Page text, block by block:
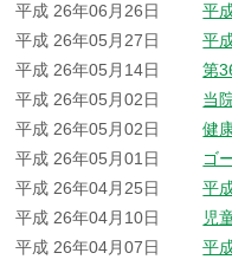
平成 26年06月26日
平
平成 26年05月27日
平
平成 26年05月14日
第
平成 26年05月02日
当
平成 26年05月02日
健
平成 26年05月01日
ゴ
平成 26年04月25日
平
平成 26年04月10日
児
平成 26年04月07日
平